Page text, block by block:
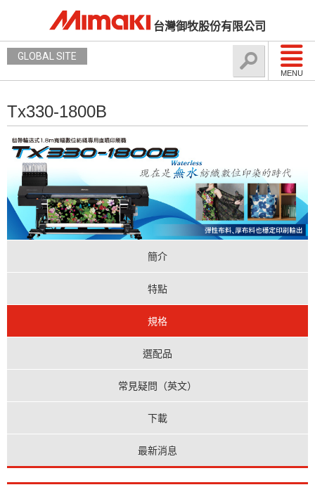
台灣御牧股份有限公司
MENU
GLOBAL SITE
Tx330-1800B
簡介
特點
規格
選配品
常見疑問（英文）
下載
最新消息